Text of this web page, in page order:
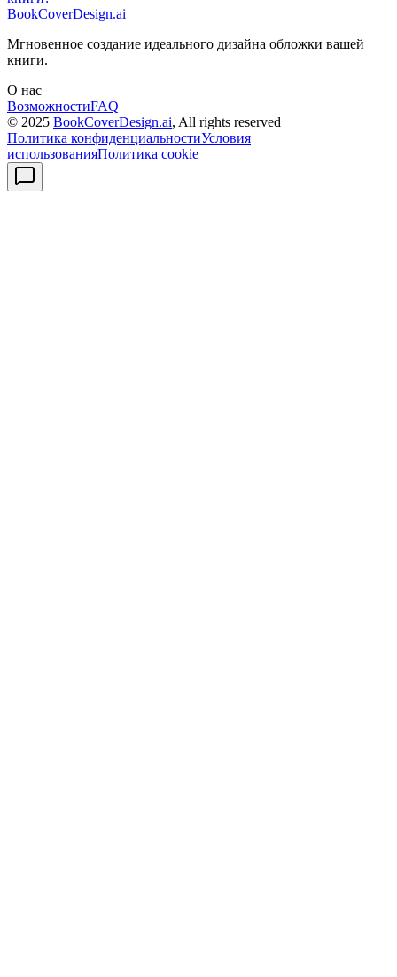
BookCoverDesign.ai
Мгновенное создание идеального дизайна обложки вашей
книги.
О нас
ВозможностиFAQ
© 2025 BookCoverDesign.ai, All rights reserved
Политика конфиденциальностиУсловия
использованияПолитика cookie